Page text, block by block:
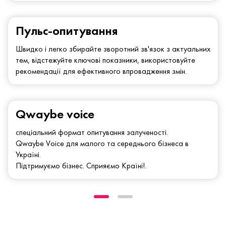
Qwaybe voice
спеціальний формат опитування залученості.
Qwaybe Voice для малого та середнього бізнеса в
Україні.
Підтримуємо бізнес. Сприяємо Країні!.
Пульс-опитування
Швидко і легко збирайте зворотний зв'язок з актуальних
тем, відстежуйте ключові показники, використовуйте
рекомендації для ефективного впровадження змін.